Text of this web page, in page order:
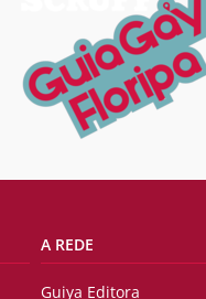
A REDE
Guiya Editora